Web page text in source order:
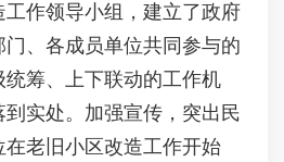
作领导小组，建立了政府
、各成员单位共同参与的
筹、上下联动的工作机
实处。加强宣传，突出民
老旧小区改造工作开始